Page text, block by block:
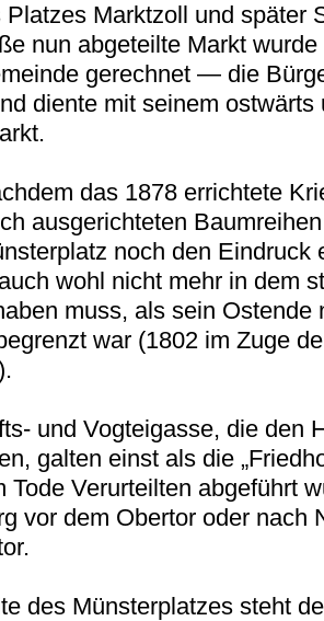
Marktzoll und später
nun abgeteilte Markt
gerechnet — die
diente mit seinem ostwärts
das 1878 errichtete
ausgerichteten
noch den Eindruck
wohl nicht mehr in dem
muss, als sein Ostende
war (1802 im Zuge
und Vogteigasse, die den
galten einst als die
Tode Verurteilten abgeführt
vor dem Obertor oder nach
des Münsterplatzes steht